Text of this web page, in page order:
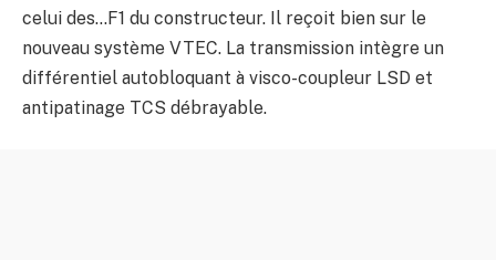
celui des…F1 du constructeur. Il reçoit bien sur le
nouveau système VTEC. La transmission intègre un
différentiel autobloquant à visco-coupleur LSD et
antipatinage TCS débrayable.